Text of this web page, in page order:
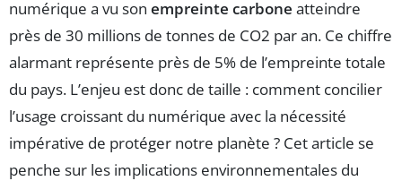
numérique a vu son empreinte carbone atteindre
près de 30 millions de tonnes de CO2 par an. Ce chiffre
alarmant représente près de 5% de l’empreinte totale
du pays. L’enjeu est donc de taille : comment concilier
l’usage croissant du numérique avec la nécessité
impérative de protéger notre planète ? Cet article se
penche sur les implications environnementales du